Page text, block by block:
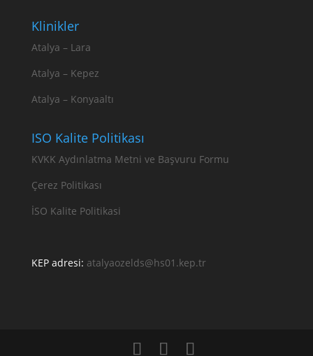
Klinikler
Atalya – Lara
Atalya – Kepez
Atalya – Konyaaltı
ISO Kalite Politikası
KVKK Aydınlatma Metni ve Başvuru Formu
Çerez Politikası
İSO Kalite Politikasi
KEP adresi: atalyaozelds@hs01.kep.tr